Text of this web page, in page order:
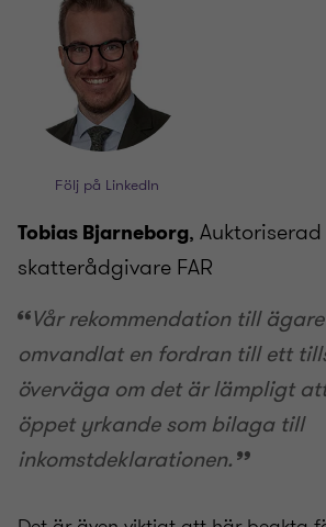
Följ på LinkedIn
Tobias Bjarneborg, Auktoriserad
skatterådgivare FAR
Vår rekommendation till
omvandlat en fordran till ett
överväga om det är lämpligt
öppet yrkande som bilaga till
inkomstdeklarationen.